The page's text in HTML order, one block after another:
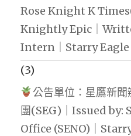
Rose Knight K
Knightly Epic｜
Intern｜Starry Eagle
(3)
公告單位：星鷹新
團(SEG)｜Issued by:
Office (SENO)｜